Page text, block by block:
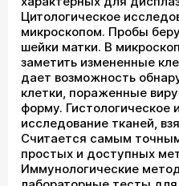
Цитологическое
микроскопом. Пробы
шейки матки. В
заметить измененные
дает возможность
клетки, пораженные
форму. Гистологическое
исследование тканей,
Считается самым
простых и доступных
Иммунологические